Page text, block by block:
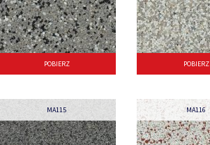
POBIERZ POBIERZ
MA115 MA116